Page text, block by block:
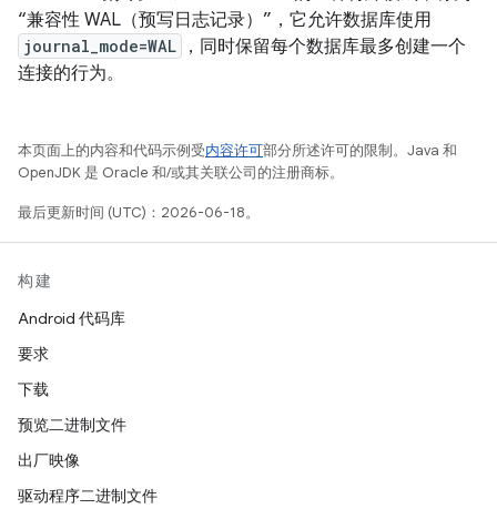
“兼容性 WAL（预写日志记录）”，它允许数据库使用
journal_mode=WAL
，同时保留每个数据库最多创建一个
连接的行为。
本页面上的内容和代码示例受内容许可部分所述许可的限制。Java 和
OpenJDK 是 Oracle 和/或其关联公司的注册商标。
最后更新时间 (UTC)：2026-06-18。
构建
Android 代码库
要求
下载
预览二进制文件
出厂映像
驱动程序二进制文件